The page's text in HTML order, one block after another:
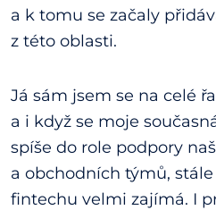
a k tomu se začaly
z této oblasti.
Já sám jsem se na celé
a i když se moje
spíše do role podpory
a obchodních týmů,
fintechu velmi zajímá. I